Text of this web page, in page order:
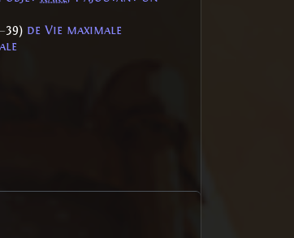
39) de Vie maximale